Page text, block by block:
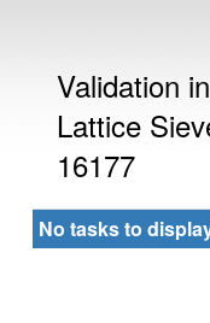
Validation
Lattice
16177
No tasks to